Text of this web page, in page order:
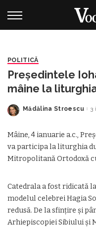
POLITICĂ
Preşedintele
mâine la
Catedrala
SibiuPosted
Mădălina Stroescu 3
Mâine, 4 ianuarie a.c.,
va participa la liturghia
Mitropolitană Ortodoxă
Catedrala a fost ridicată
modelul celebrei Hagia
redusă. De la sfințire și
Arhiepiscopiei Sibiului și